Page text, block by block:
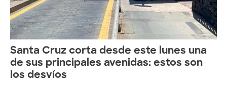
Santa Cruz corta desde este lunes una
de sus principales avenidas: estos son
los desvíos